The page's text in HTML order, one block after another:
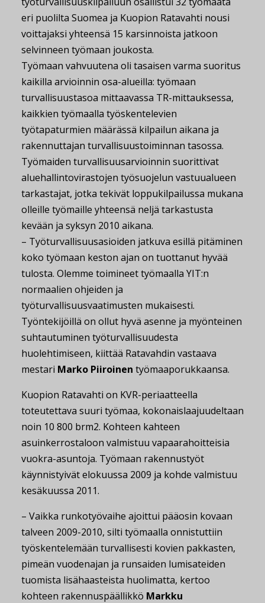
eri puolilta Suomea ja Kuopion Ratavahti nousi
voittajaksi yhteensä 15 karsinnoista jatkoon
selvinneen työmaan joukosta.
Työmaan vahvuutena oli tasaisen varma suoritus
kaikilla arvioinnin osa-alueilla: työmaan
turvallisuustasoa mittaavassa TR-mittauksessa,
kaikkien työmaalla työskentelevien
työtapaturmien määrässä kilpailun aikana ja
rakennuttajan turvallisuustoiminnan tasossa.
Työmaiden turvallisuusarvioinnin suorittivat
aluehallintovirastojen työsuojelun vastuualueen
tarkastajat, jotka tekivät loppukilpailussa mukana
olleille työmaille yhteensä neljä tarkastusta
kevään ja syksyn 2010 aikana.
– Työturvallisuusasioiden jatkuva esillä pitäminen
koko työmaan keston ajan on tuottanut hyvää
tulosta. Olemme toimineet työmaalla YIT:n
normaalien ohjeiden ja
työturvallisuusvaatimusten mukaisesti.
Työntekijöillä on ollut hyvä asenne ja myönteinen
suhtautuminen työturvallisuudesta
huolehtimiseen, kiittää Ratavahdin vastaava
mestari Marko Piiroinen työmaaporukkaansa.
Kuopion Ratavahti on KVR-periaatteella
toteutettava suuri työmaa, kokonaislaajuudeltaan
noin 10 800 brm2. Kohteen kahteen
asuinkerrostaloon valmistuu vapaarahoitteisia
vuokra-asuntoja. Työmaan rakennustyöt
käynnistyivät elokuussa 2009 ja kohde valmistuu
kesäkuussa 2011.
– Vaikka runkotyövaihe ajoittui pääosin kovaan
talveen 2009-2010, silti työmaalla onnistuttiin
työskentelemään turvallisesti kovien pakkasten,
pimeän vuodenajan ja runsaiden lumisateiden
tuomista lisähaasteista huolimatta, kertoo
kohteen rakennuspäällikkö Markku